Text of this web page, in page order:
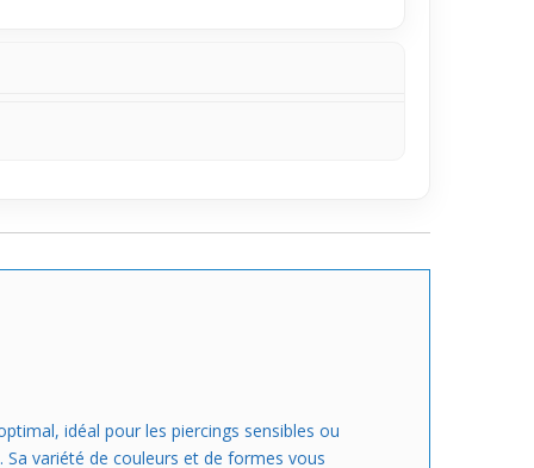
idéal pour les piercings sensibles ou
Sa variété de couleurs et de formes vous